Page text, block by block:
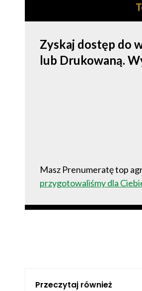
Zyskaj dostęp do
lub Drukowaną.
Masz Prenumeratę top
przygotowaliśmy dla
Przeczytaj również